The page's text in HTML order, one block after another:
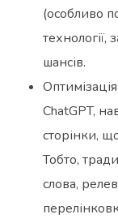
(особливо
шансів.
ChatGPT,
сторінки,
Тобто,
слова,